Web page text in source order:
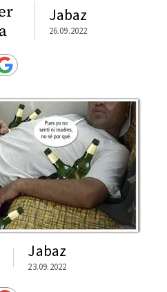
Jabaz
26.09.2022
Jabaz
23.09.2022